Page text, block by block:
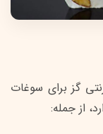
گز برای سوغات
از جمله: